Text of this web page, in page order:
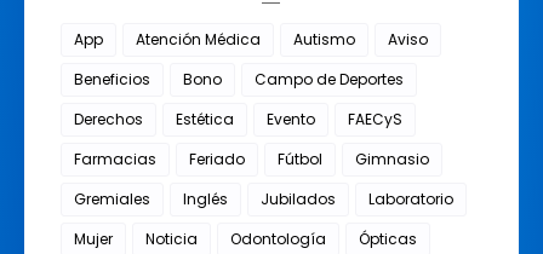
App Atención Médica Autismo
Aviso
Beneficios
Bono
Campo de Deportes
Derechos
Estética Evento
FAECyS
Farmacias
Feriado Fútbol
Gimnasio
Gremiales
Inglés Jubilados
Laboratorio
Mujer
Noticia Odontología
Ópticas